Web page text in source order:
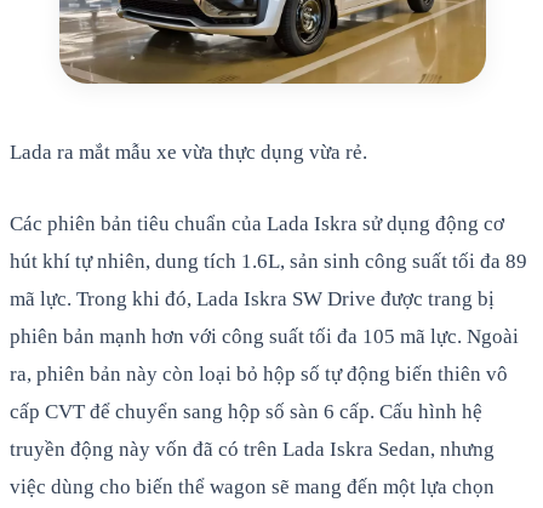
Lada ra mắt mẫu xe vừa thực dụng vừa rẻ.
Các phiên bản tiêu chuẩn của Lada Iskra sử dụng động cơ
hút khí tự nhiên, dung tích 1.6L, sản sinh công suất tối đa 89
mã lực. Trong khi đó, Lada Iskra SW Drive được trang bị
phiên bản mạnh hơn với công suất tối đa 105 mã lực. Ngoài
ra, phiên bản này còn loại bỏ hộp số tự động biến thiên vô
cấp CVT để chuyển sang hộp số sàn 6 cấp. Cấu hình hệ
truyền động này vốn đã có trên Lada Iskra Sedan, nhưng
việc dùng cho biến thể wagon sẽ mang đến một lựa chọn